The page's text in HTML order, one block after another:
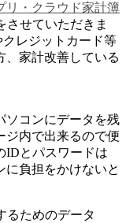
リ・クラウド家計簿
させていただきま
レジットカード等
、家計改善している
ソコンにデータを残
ジ内で出来るので便
IDとパスワードは
に負担をかけないと
るためのデータ